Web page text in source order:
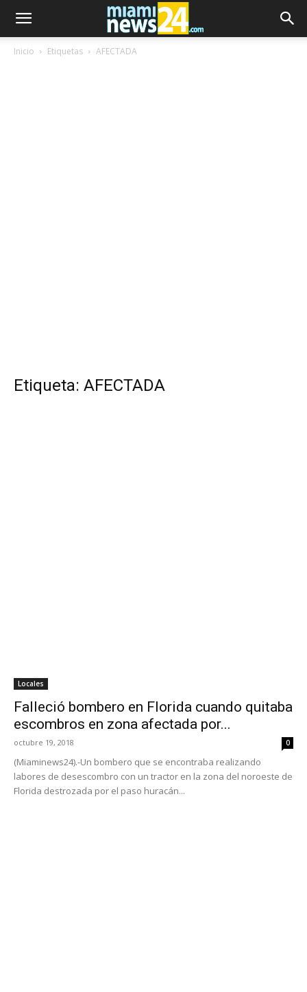
Inicio Etiquetas AFECTADA
Etiqueta: AFECTADA
Locales
Falleció bombero en Florida cuando quitaba
escombros en zona afectada por...
octubre 19, 2018 0
(Miaminews24).-Un bombero que se encontraba realizando
labores de desescombro con un tractor en la zona del noroeste de
Florida destrozada por el paso huracán...